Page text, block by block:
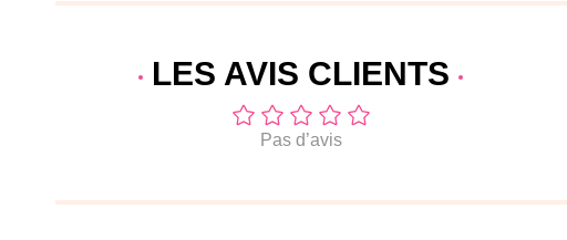
LES AVIS CLIENTS
Pas d’avis